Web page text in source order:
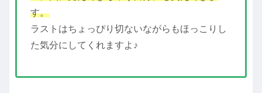
す。
ラストはちょっぴり切ないながらもほっこりし
た気分にしてくれますよ♪